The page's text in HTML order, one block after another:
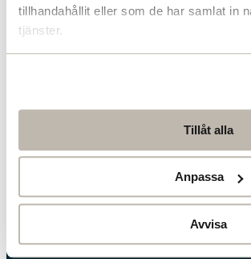
tillhandahållit eller som de har samlat in
tjänster.
Tillåt alla
Anpassa
Avvisa